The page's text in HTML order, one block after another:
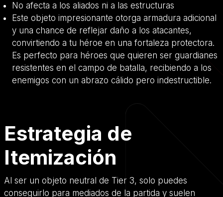
No afecta a los aliados ni a las estructuras
Este objeto impresionante otorga armadura adicional
y una chance de reflejar daño a los atacantes,
convirtiendo a tu héroe en una fortaleza protectora.
Es perfecto para héroes que quieren ser guardianes
resistentes en el campo de batalla, recibiendo a los
enemigos con un abrazo cálido pero indestructible.
Estrategia de
Itemización
Al ser un objeto neutral de Tier 3, solo puedes
conseguirlo para mediados de la partida y suelen